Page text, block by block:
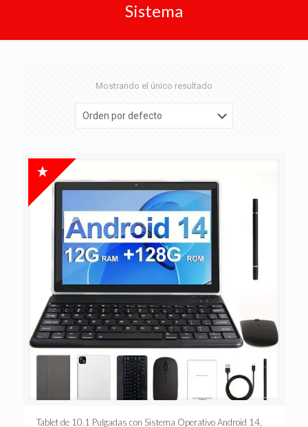
Sistema
Mostrando el único resultado
Tablet de 10.1 Pulgadas con Sistema Operativo Android 14,